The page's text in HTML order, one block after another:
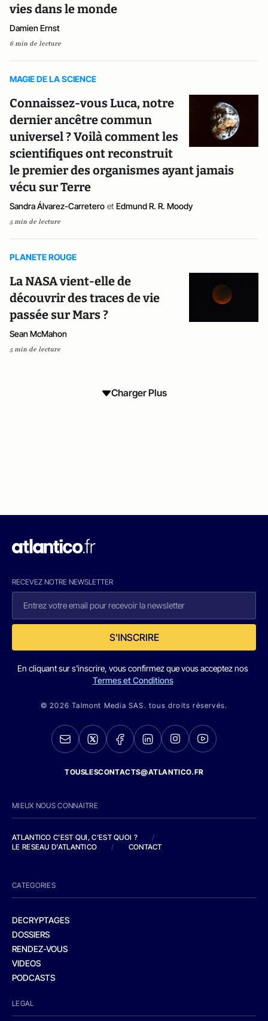
vies dans le monde
Damien Ernst
6 min de lecture
MAGIE DE LA SCIENCE
Connaissez-vous Luca, notre
dernier ancêtre commun
universel ? Voilà comment les
scientifiques ont reconstruit
le premier des organismes ayant jamais
vécu sur Terre
Sandra Álvarez-Carretero et Edmund R. R. Moody
5 min de lecture
PLANETE ROUGE
La NASA vient-elle de
découvrir des traces de vie
passée sur Mars ?
Sean McMahon
5 min de lecture
Charger Plus
RECEVEZ NOTRE NEWSLETTER
S'INSCRIRE
En cliquant sur s'inscrire, vous confirmez que vous acceptez nos
Termes et Conditions
© 2026 Talmont Media SAS. tous droits réservés.
TOUSLESCONTACTS@ATLANTICO.FR
MIEUX NOUS CONNAITRE
ATLANTICO C'EST QUI, C'EST QUOI ?
/
LE RESEAU D'ATLANTICO
/ CONTACT
CATEGORIES
DECRYPTAGES
DOSSIERS
RENDEZ-VOUS
VIDEOS
PODCASTS
LEGAL